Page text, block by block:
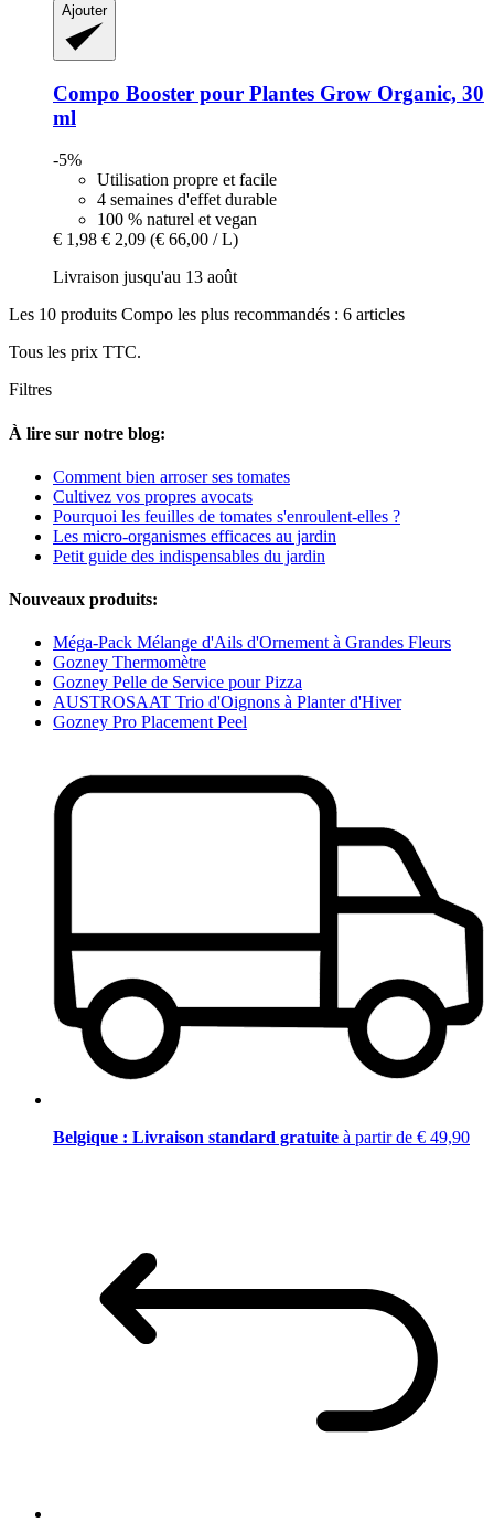
Ajouter
Compo Booster pour Plantes Grow Organic, 30
ml
-5%
Utilisation propre et facile
4 semaines d'effet durable
100 % naturel et vegan
€ 1,98 € 2,09 (€ 66,00 / L)
Livraison jusqu'au 13 août
Les 10 produits Compo les plus recommandés : 6 articles
Tous les prix TTC.
Filtres
À lire sur notre blog:
Comment bien arroser ses tomates
Cultivez vos propres avocats
Pourquoi les feuilles de tomates s'enroulent-elles ?
Les micro-organismes efficaces au jardin
Petit guide des indispensables du jardin
Nouveaux produits:
Méga-Pack Mélange d'Ails d'Ornement à Grandes Fleurs
Gozney Thermomètre
Gozney Pelle de Service pour Pizza
AUSTROSAAT Trio d'Oignons à Planter d'Hiver
Gozney Pro Placement Peel
Belgique : Livraison standard gratuite à partir de € 49,90